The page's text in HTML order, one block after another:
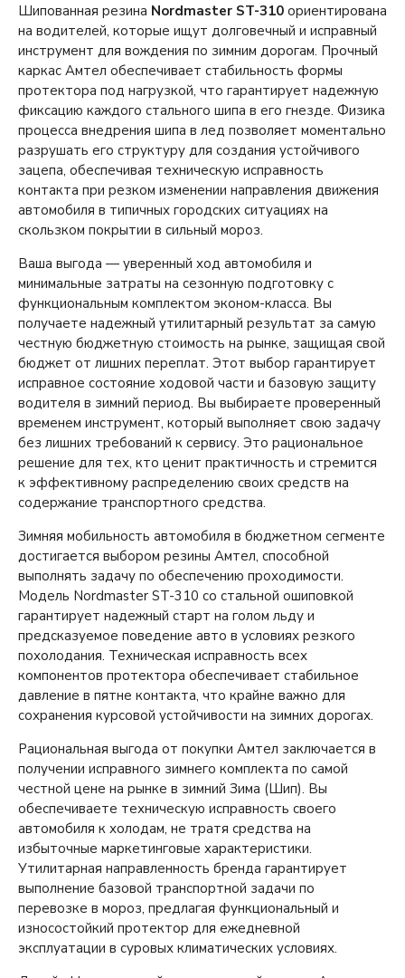
Шипованная резина Nordmaster ST-310 ориентирована
на водителей, которые ищут долговечный и исправный
инструмент для вождения по зимним дорогам. Прочный
каркас Амтел обеспечивает стабильность формы
протектора под нагрузкой, что гарантирует надежную
фиксацию каждого стального шипа в его гнезде. Физика
процесса внедрения шипа в лед позволяет моментально
разрушать его структуру для создания устойчивого
зацепа, обеспечивая техническую исправность
контакта при резком изменении направления движения
автомобиля в типичных городских ситуациях на
скользком покрытии в сильный мороз.
Ваша выгода — уверенный ход автомобиля и
минимальные затраты на сезонную подготовку с
функциональным комплектом эконом-класса. Вы
получаете надежный утилитарный результат за самую
честную бюджетную стоимость на рынке, защищая свой
бюджет от лишних переплат. Этот выбор гарантирует
исправное состояние ходовой части и базовую защиту
водителя в зимний период. Вы выбираете проверенный
временем инструмент, который выполняет свою задачу
без лишних требований к сервису. Это рациональное
решение для тех, кто ценит практичность и стремится
к эффективному распределению своих средств на
содержание транспортного средства.
Зимняя мобильность автомобиля в бюджетном сегменте
достигается выбором резины Амтел, способной
выполнять задачу по обеспечению проходимости.
Модель Nordmaster ST-310 со стальной ошиповкой
гарантирует надежный старт на голом льду и
предсказуемое поведение авто в условиях резкого
похолодания. Техническая исправность всех
компонентов протектора обеспечивает стабильное
давление в пятне контакта, что крайне важно для
сохранения курсовой устойчивости на зимних дорогах.
Рациональная выгода от покупки Амтел заключается в
получении исправного зимнего комплекта по самой
честной цене на рынке в зимний Зима (Шип). Вы
обеспечиваете техническую исправность своего
автомобиля к холодам, не тратя средства на
избыточные маркетинговые характеристики.
Утилитарная направленность бренда гарантирует
выполнение базовой транспортной задачи по
перевозке в мороз, предлагая функциональный и
износостойкий протектор для ежедневной
эксплуатации в суровых климатических условиях.